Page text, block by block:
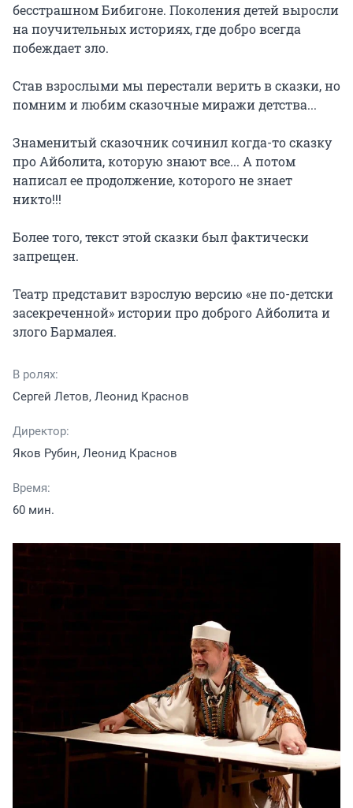
бесстрашном Бибигоне. Поколения детей выросли
на поучительных историях, где добро всегда
побеждает зло.
Став взрослыми мы перестали верить в сказки, но
помним и любим сказочные миражи детства...
Знаменитый сказочник сочинил когда-то сказку
про Айболита, которую знают все... А потом
написал ее продолжение, которого не знает
никто!!!
Более того, текст этой сказки был фактически
запрещен.
Театр представит взрослую версию «не по-детски
засекреченной» истории про доброго Айболита и
злого Бармалея.
В ролях:
Сергей Летов, Леонид Краснов
Директор:
Яков Рубин, Леонид Краснов
Время:
60 мин.